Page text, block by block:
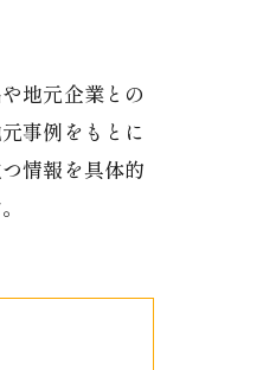
地元企業との
事例をもとに
情報を具体的